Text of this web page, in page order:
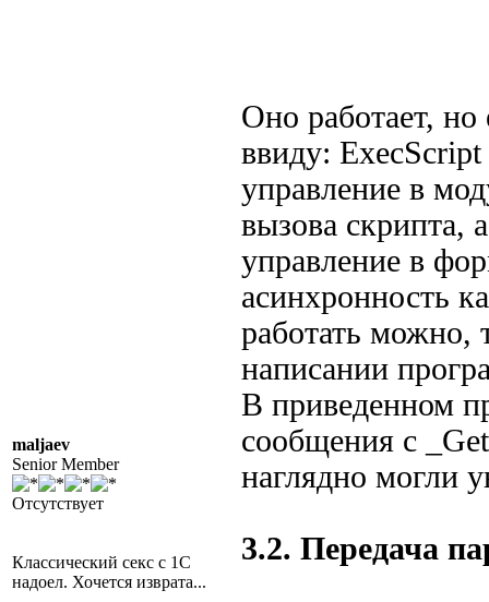
maljaev
Senior Member
Отсутствует
Классический секс с 1С
надоел. Хочется изврата...
Оно работает,
ввиду:
управление в
вызова скрипта,
управление в
асинхронность
работать можно,
написании
В приведенном
сообщения с
наглядно могли
3.2. Передача